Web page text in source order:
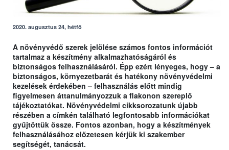
2020. augusztus 24, hétfő
A növényvédő szerek jelölése számos fontos információt
tartalmaz a készítmény alkalmazhatóságáról és
biztonságos felhasználásáról. Épp ezért lényeges, hogy – a
biztonságos, környezetbarát és hatékony növényvédelmi
kezelések érdekében – felhasználás előtt mindig
figyelmesen áttanulmányozzuk a flakonon szereplő
tájékoztatókat. Növényvédelmi cikksorozatunk újabb
részében a címkén található legfontosabb információkat
gyűjtöttük össze. Fontos azonban, hogy a készítmények
felhasználásához előzetesen kérjük ki szakember
segítségét, tanácsát.